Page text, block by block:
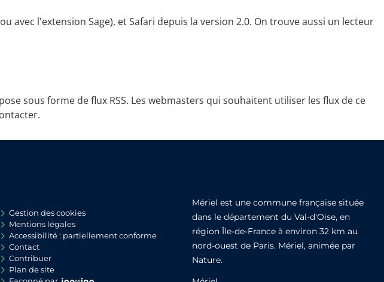
l'extension Sage), et Safari depuis la version 2.0. On trouve aussi un lecteur
sous forme de flux RSS. Les webmasters qui souhaitent utiliser les flux de ce
Gestion des cookies
Mentions légales
Accessibilité : partiellement conforme
Contact
Contribuer
Plan de site
Mériel est une commune française située
dans le département du Val-d'Oise, en
région Île-de-France à environ 32 km au
nord-ouest de Paris. Mériel, animée par
Nature.